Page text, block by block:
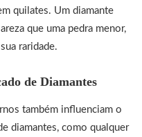
quilates. Um diamante
que uma pedra menor,
raridade.
de Diamantes
também influenciam o
diamantes, como qualquer